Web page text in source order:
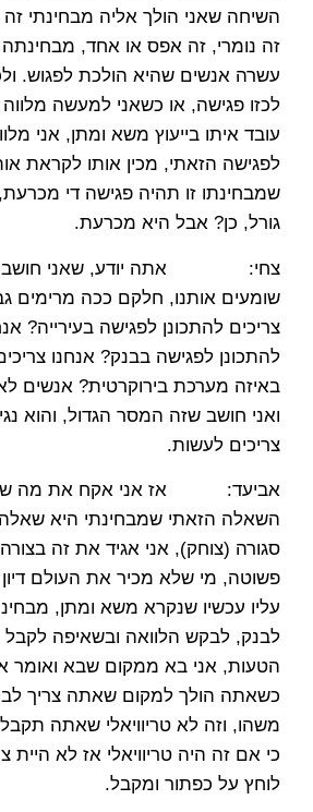
זה נומרי, זה אפס או אחד,
עשרה אנשים שהיא הולכת לפגוש.
לכזו פגישה, או כשאני למעשה
עובד איתו בייעוץ משא ומתן, אני
לפגישה הזאתי, מכין אותו לקראת
שמבחינתו זו תהיה פגישה די
גורל, כן? אבל היא מכרעת.
צחי: אתה יודע, שאני חושב
שומעים אותנו, חלקם ככה מרימים
צריכים להתכונן לפגישה בעירייה?
להתכונן לפגישה בבנק? אנחנו
באיזה מערכת בירוקרטית? אנשים
ואני חושב שזה המסר הגדול, והוא
צריכים לעשות.
אביעד: אז אני אקח את מה
השאלה הזאתי שמבחינתי היא
סגורה (צוחק), אני אגיד את זה
פשוטה, מי שלא מכיר את העולם
עליו עכשיו שנקרא משא ומתן,
לבנק, לבקש הלוואה ובשאיפה
הטעות, אני בא ממקום שבא ואומר
כשאתה הולך למקום שאתה צריך
משהו, וזה לא טריוויאלי שאתה
כי אם זה היה טריוויאלי אז לא היית
לוחץ על כפתור ומקבל.